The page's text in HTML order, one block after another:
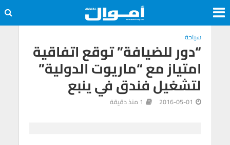
سياحة
“دور للضيافة” توقع اتفاقية
امتياز مع “ماريوت الدولية”
لتشغيل فندق في ينبع
2016-05-01 1 منذ دقيقة